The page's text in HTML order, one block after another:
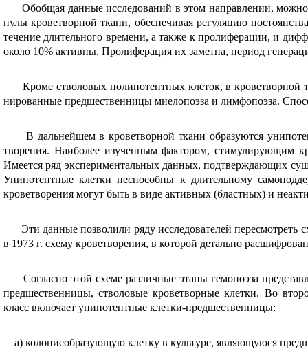
Обобщая данные исследований в этом направлении, можно
пулы кроветворной ткани, обеспечивая регуляцию
течение длительного времени, а также к пролиферации, и
около 10% активны. Пролиферация их заметна, период
Кроме стволовых полипотентных клеток, в кроветворной
нированные предшественницы миелопоэза и лимфопоэза.
В дальнейшем в кроветворной ткани образуются
творения. Наиболее изученным фактором, стимулирующим
Имеется ряд экспериментальных данных, подтверждающих
Уни­потентные клетки неспособны к длительному
кроветво­рения могут быть в виде активных (бластных) и
Эти данные позволили ряду исследователей
в 1973 г. схему кроветворения, в которой детально
Согласно этой схеме различные этапы гемопоэза
предшественницы, стволовые кроветворные клетки. Во
класс включает унипотентные клетки-предшественницы:
а) колониеобразующую клетку в культуре, являющуюся